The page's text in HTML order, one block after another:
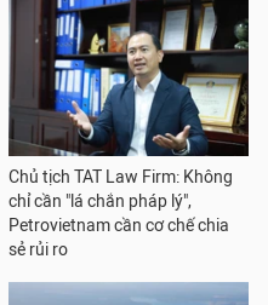
Chủ tịch TAT Law Firm: Không
chỉ cần "lá chắn pháp lý",
Petrovietnam cần cơ chế chia
sẻ rủi ro